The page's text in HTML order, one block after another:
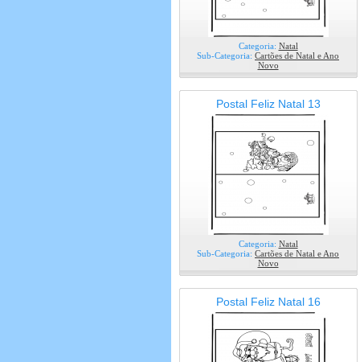
Categoria: Natal
Sub-Categoria: Cartões de Natal e Ano
Novo
Postal Feliz Natal 13
Categoria: Natal
Sub-Categoria: Cartões de Natal e Ano
Novo
Postal Feliz Natal 16